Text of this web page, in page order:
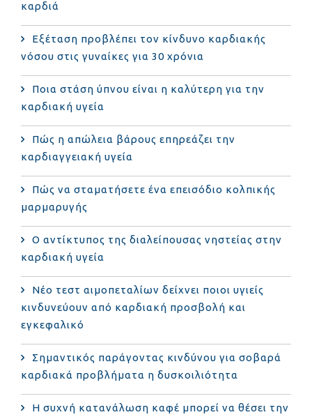
καρδιά
Eξέταση προβλέπει τον κίνδυνο καρδιακής
νόσου στις γυναίκες για 30 χρόνια
Ποια στάση ύπνου είναι η καλύτερη για την
καρδιακή υγεία
Πώς η απώλεια βάρους επηρεάζει την
καρδιαγγειακή υγεία
Πώς να σταματήσετε ένα επεισόδιο κολπικής
μαρμαρυγής
Ο αντίκτυπος της διαλείπουσας νηστείας στην
καρδιακή υγεία
Νέο τεστ αιμοπεταλίων δείχνει ποιοι υγιείς
κινδυνεύουν από καρδιακή προσβολή και
εγκεφαλικό
Σημαντικός παράγοντας κινδύνου για σοβαρά
καρδιακά προβλήματα η δυσκοιλιότητα
Η συχνή κατανάλωση καφέ μπορεί να θέσει την